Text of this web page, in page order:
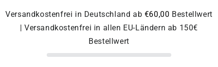
Versandkostenfrei in Deutschland ab €60,00 Bestellwert
| Versandkostenfrei in allen EU-Ländern ab 150€
Bestellwert
zum
Inhalt